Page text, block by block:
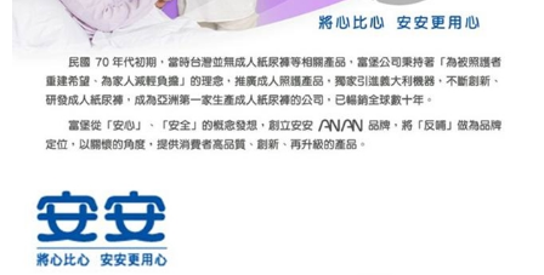
台灣樂天信用卡公司
大哥付你分期
相關說明
【大哥付你分期使用說明】
2.付款方式選擇「大哥付你分期」，訂單成立後會自動跳轉到大哥付的交易
3.實際核准額度、可分期數及費用金額請依後續交易確認頁面所載為準。
4.訂單成立30分鐘內，如未前往確認交易或遇審核未通過，訂單將自動取
消。如遇「轉專審核」未通過狀況，表示未達大哥付你分期系統評分，恕無
法說明評估內容。
AFTEE先享後付
相關說明
AFTEE先享後付是「在收到商品之後才付款」的支付方式。 讓您購物簡單
便利好安心！
１．簡單：不需註冊會員、不需綁卡、不需儲值。
２．便利：只要手機號碼，簡訊認證，即可結帳。
運送方式